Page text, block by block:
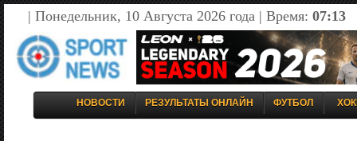
| Понедельник, 10 Августа 2026 года | Время: 07:13
НОВОСТИ РЕЗУЛЬТАТЫ ОНЛАЙН ФУТБОЛ